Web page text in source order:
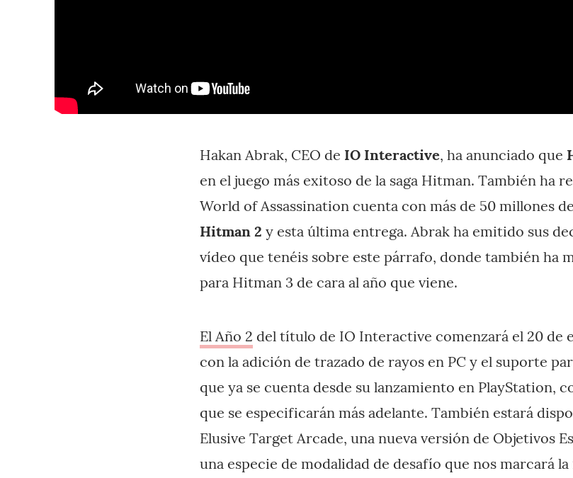
Hakan Abrak, CEO de IO Interactive, ha anunciado que
en el juego más exitoso de la saga Hitman. También ha
World of Assassination cuenta con más de 50 millones
Hitman 2 y esta última entrega. Abrak ha emitido sus
vídeo que tenéis sobre este párrafo, donde también ha
para Hitman 3 de cara al año que viene.
El Año 2 del título de IO Interactive comenzará el 20 de
con la adición de trazado de rayos en PC y el suporte
que ya se cuenta desde su lanzamiento en PlayStation,
que se especificarán más adelante. También estará
Elusive Target Arcade, una nueva versión de Objetivos
una especie de modalidad de desafío que nos marcará